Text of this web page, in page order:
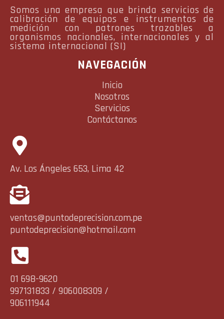
Somos una empresa que brinda servicios de
calibración de equipos e instrumentos de
medición con patrones trazables a
organismos nacionales, internacionales y al
sistema internacional (SI)
NAVEGACIÓN
Inicio
Nosotros
Servicios
Contáctanos
Av. Los Ángeles 653, Lima 42
ventas@puntodeprecision.com.pe
puntodeprecision@hotmail.com
01 698-9620
997131833 / 906008309 /
906111944